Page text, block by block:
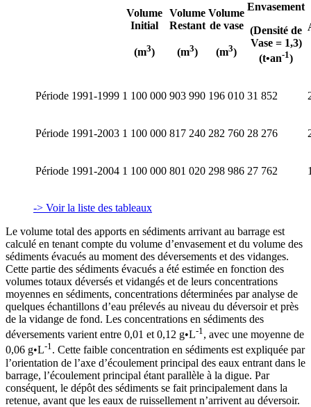
Volume
Initial
(m3)
Volume
Restant
(m3)
Volume
de vase
(m3)
Envasement
(Densité de
Vase = 1,3)
(t•an‑1)
Période 1991‑1999 1 100 000 903 990 196 010 31 852
Période 1991‑2003 1 100 000 817 240 282 760 28 276
Période 1991‑2004 1 100 000 801 020 298 986 27 762
-> Voir la liste des tableaux
Le volume total des apports en sédiments arrivant au barrage est
calculé en tenant compte du volume d’envasement et du volume des
sédiments évacués au moment des déversements et des vidanges.
Cette partie des sédiments évacués a été estimée en fonction des
volumes totaux déversés et vidangés et de leurs concentrations
moyennes en sédiments, concentrations déterminées par analyse de
quelques échantillons d’eau prélevés au niveau du déversoir et près
de la vidange de fond. Les concentrations en sédiments des
déversements varient entre 0,01 et 0,12 g•L‑1, avec une moyenne de
0,06 g•L‑1. Cette faible concentration en sédiments est expliquée par
l’orientation de l’axe d’écoulement principal des eaux entrant dans le
barrage, l’écoulement principal étant parallèle à la digue. Par
conséquent, le dépôt des sédiments se fait principalement dans la
retenue, avant que les eaux de ruissellement n’arrivent au déversoir.